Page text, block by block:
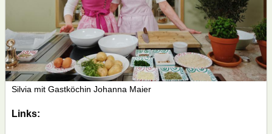
Silvia mit Gastköchin Johanna Maier
Links: